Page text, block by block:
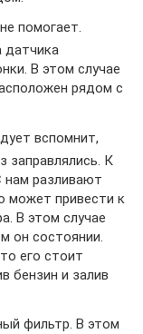
помогает.
датчика
В этом случае
рядом с
вспомнит,
заправлялись. К
разливают
может привести к
В этом случае
он состоянии.
его стоит
бензин и залив
фильтр. В этом